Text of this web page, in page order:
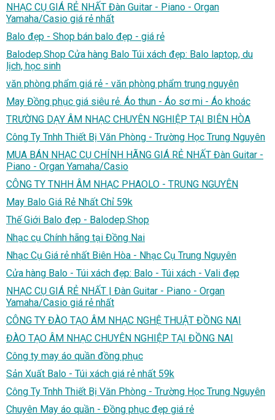
NHẠC CỤ GIÁ RẺ NHẤT Đàn Guitar - Piano - Organ
Yamaha/Casio giá rẻ nhất
Balo đẹp - Shop bán balo đẹp - giá rẻ
Balodep.Shop Cửa hàng Balo Túi xách đẹp: Balo laptop, du
lịch, học sinh
văn phòng phẩm giá rẻ - văn phòng phẩm trung nguyên
May Đồng phục giá siêu rẻ. Áo thun - Áo sơ mi - Áo khoác
TRƯỜNG DẠY ÂM NHẠC CHUYÊN NGHIỆP TẠI BIÊN HÒA
Công Ty Tnhh Thiết Bị Văn Phòng - Trường Học Trung Nguyên
MUA BÁN NHẠC CỤ CHÍNH HÃNG GIÁ RẺ NHẤT Đàn Guitar -
Piano - Organ Yamaha/Casio
CÔNG TY TNHH ÂM NHẠC PHAOLO - TRUNG NGUYÊN
May Balo Giá Rẻ Nhất Chỉ 59k
Thế Giới Balo đẹp - Balodep.Shop
Nhạc cụ Chính hãng tại Đồng Nai
Nhạc Cụ Giá rẻ nhất Biên Hòa - Nhạc Cụ Trung Nguyên
Cửa hàng Balo - Túi xách đẹp: Balo - Túi xách - Vali đẹp
NHẠC CỤ GIÁ RẺ NHẤT | Đàn Guitar - Piano - Organ
Yamaha/Casio giá rẻ nhất
CÔNG TY ĐÀO TẠO ÂM NHẠC NGHỆ THUẬT ĐỒNG NAI
ĐÀO TẠO ÂM NHẠC CHUYÊN NGHIỆP TẠI ĐỒNG NAI
Công ty may áo quần đồng phục
Sản Xuất Balo - Túi xách giá rẻ nhất 59k
Công Ty Tnhh Thiết Bị Văn Phòng - Trường Học Trung Nguyên
Chuyên May áo quần - Đồng phục đẹp giá rẻ